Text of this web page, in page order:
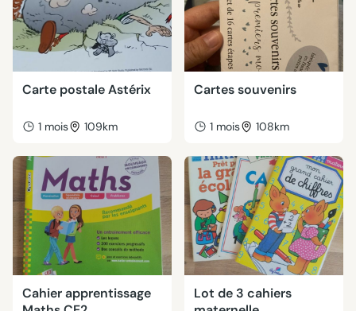
Carte postale Astérix
1 mois 109km
Cartes souvenirs
1 mois 108km
Cahier apprentissage
Lot de 3 cahiers